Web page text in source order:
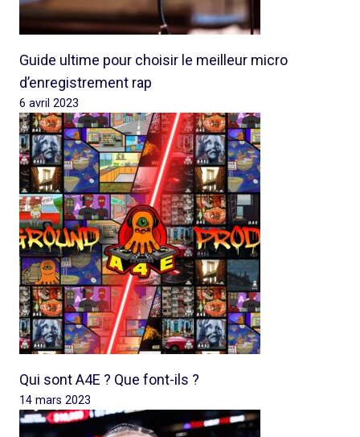
Guide ultime pour choisir le meilleur micro
d’enregistrement rap
6 avril 2023
Qui sont A4E ? Que font-ils ?
14 mars 2023